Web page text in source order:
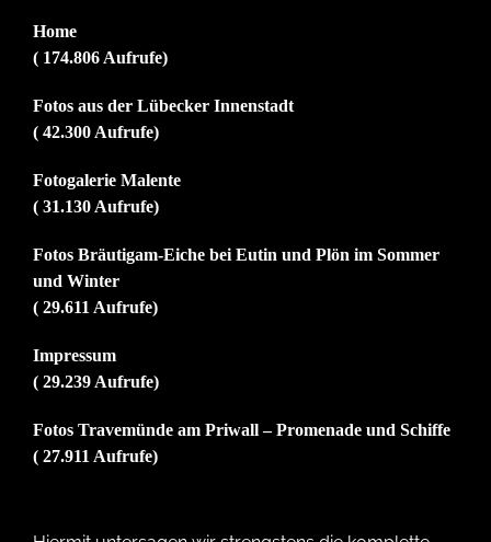
Home
( 174.806 Aufrufe)
Fotos aus der Lübecker Innenstadt
( 42.300 Aufrufe)
Fotogalerie Malente
( 31.130 Aufrufe)
Fotos Bräutigam-Eiche bei Eutin und Plön im Sommer
und Winter
( 29.611 Aufrufe)
Impressum
( 29.239 Aufrufe)
Fotos Travemünde am Priwall – Promenade und Schiffe
( 27.911 Aufrufe)